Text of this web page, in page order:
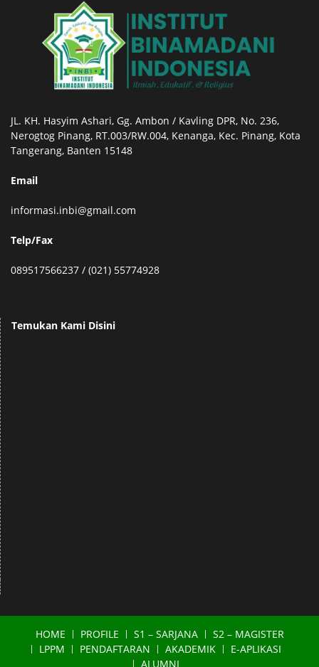
JL. KH. Hasyim Ashari, Gg. Ambon / Kavling DPR, No. 236,
Nerogtog Pinang, RT.003/RW.004, Kenanga, Kec. Pinang, Kota
Tangerang, Banten 15148
Email
informasi.inbi@gmail.com
Telp/Fax
089517566237 / (021) 55774928
Temukan Kami Disini
HOME PROFILE S1 – SARJANA
S2 – MAGISTER
LPPM
PENDAFTARAN AKADEMIK
E-APLIKASI
ALUMNI